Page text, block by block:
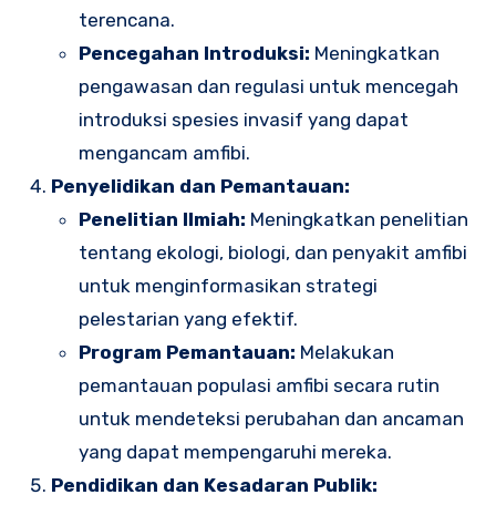
terencana.
Pencegahan Introduksi: Meningkatkan
pengawasan dan regulasi untuk mencegah
introduksi spesies invasif yang dapat
mengancam amfibi.
Penyelidikan dan Pemantauan:
Penelitian Ilmiah: Meningkatkan penelitian
tentang ekologi, biologi, dan penyakit amfibi
untuk menginformasikan strategi
pelestarian yang efektif.
Program Pemantauan: Melakukan
pemantauan populasi amfibi secara rutin
untuk mendeteksi perubahan dan ancaman
yang dapat mempengaruhi mereka.
Pendidikan dan Kesadaran Publik: